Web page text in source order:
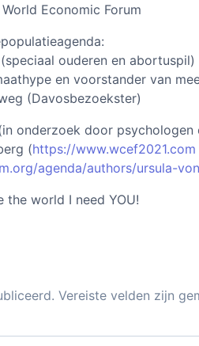
Economic Forum
ouderen en abortuspil)
en voorstander van
(Davosbezoekster)
onderzoek door
(https://www.wcef2021.com
agenda/authors/ursula-
the world I need YOU!
Vereiste velden zijn